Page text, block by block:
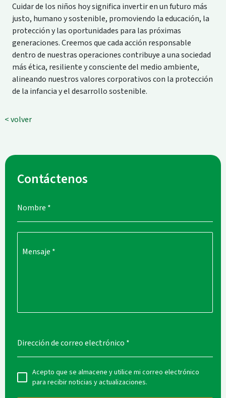
Cuidar de los niños hoy significa invertir en un futuro más
justo, humano y sostenible, promoviendo la educación, la
protección y las oportunidades para las próximas
generaciones. Creemos que cada acción responsable
dentro de nuestras operaciones contribuye a una sociedad
más ética, resiliente y consciente del medio ambiente,
alineando nuestros valores corporativos con la protección
de la infancia y el desarrollo sostenible.
< volver
Contáctenos
Nombre *
Mensaje *
Dirección de correo electrónico *
Acepto que se almacene y utilice mi correo electrónico
para recibir noticias y actualizaciones.